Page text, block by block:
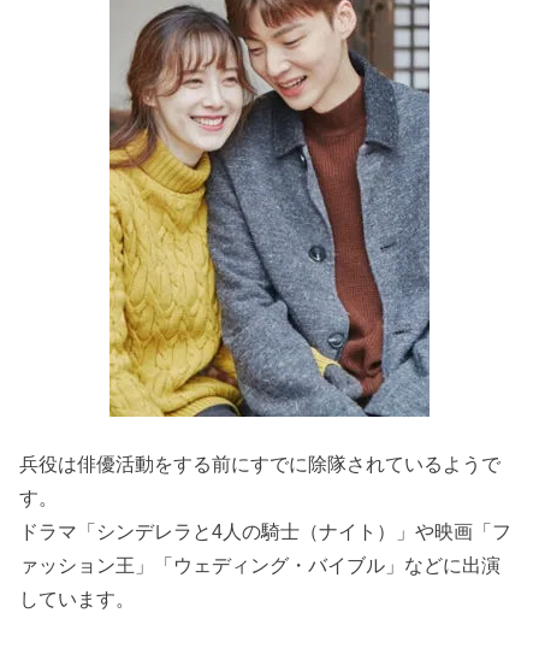
兵役は俳優活動をする前にすでに除隊されているようで
す。
ドラマ「シンデレラと4人の騎士（ナイト）」や映画「フ
ァッション王」「ウェディング・バイブル」などに出演
しています。